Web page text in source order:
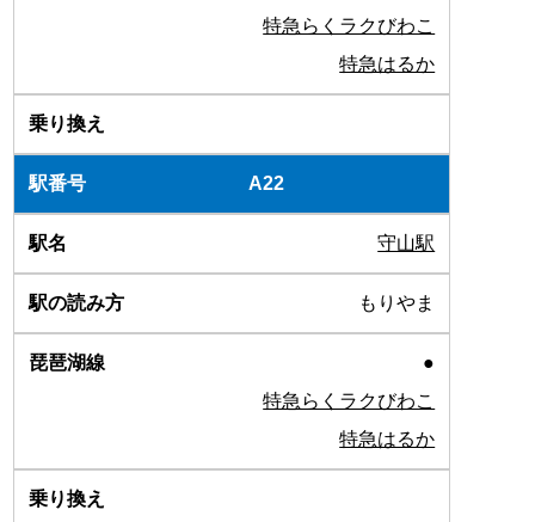
特急らくラクびわこ
特急はるか
A22
守山駅
もりやま
●
特急らくラクびわこ
特急はるか